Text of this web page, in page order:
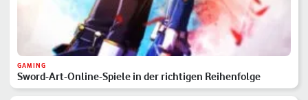
GAMING
Sword-Art-Online-Spiele in der richtigen Reihenfolge